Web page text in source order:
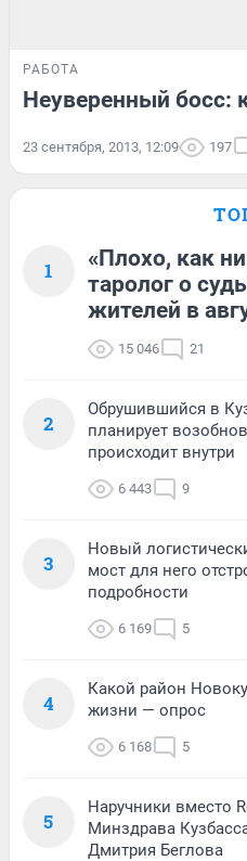
РАБОТА
Неуверенный босс:
23 сентября, 2013, 12:09 197
1
«Плохо, как
таролог о
жителей в
15 046 21
2
Обрушившийся в
планирует
происходит внутри
6 443 9
3
Новый
мост для него
подробности
6 169 5
4
Какой район
жизни — опрос
6 168 5
5
Наручники вместо
Минздрава
Дмитрия Беглова